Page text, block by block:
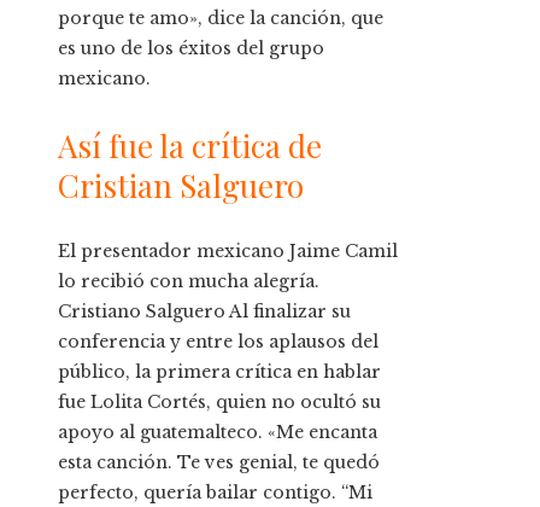
porque te amo», dice la canción, que
es uno de los éxitos del grupo
mexicano.
Así fue la crítica de
Cristian Salguero
El presentador mexicano Jaime Camil
lo recibió con mucha alegría.
Cristiano Salguero Al finalizar su
conferencia y entre los aplausos del
público, la primera crítica en hablar
fue Lolita Cortés, quien no ocultó su
apoyo al guatemalteco. «Me encanta
esta canción. Te ves genial, te quedó
perfecto, quería bailar contigo. “Mi